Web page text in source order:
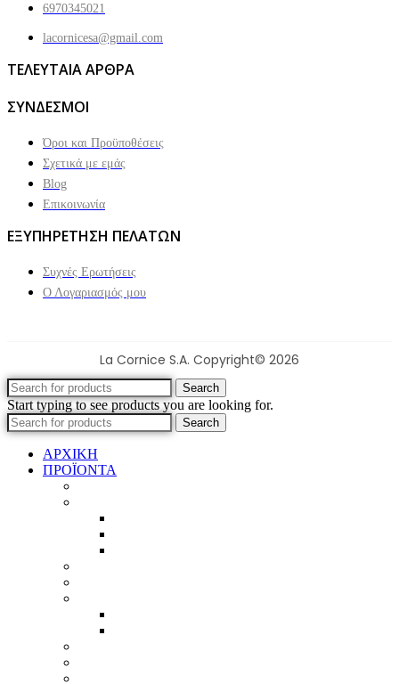
6970345021
lacornicesa@gmail.com
ΤΕΛΕΥΤΑΙΑ ΑΡΘΡΑ
ΣΥΝΔΕΣΜΟΙ
Όροι και Προϋποθέσεις
Σχετικά με εμάς
Blog
Επικοινωνία
ΕΞΥΠΗΡΕΤΗΣΗ ΠΕΛΑΤΩΝ
Συχνές Ερωτήσεις
Ο Λογαριασμός μου
La Cornice S.A. Copyright© 2026
Search
Start typing to see products you are looking for.
Search
ΑΡΧΙΚΗ
ΠΡΟΪΟΝΤΑ